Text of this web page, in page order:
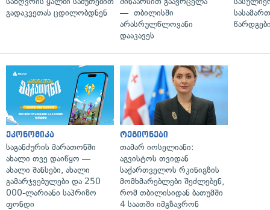
გადაკვეთას ცდილობდნენ
— თბილისში
არასრულწლოვანი
დააკავეს
ეკონომიკა
საგანძურის მარათონში
ახალი თვე დაიწყო —
ახალი შანსები, ახალი
გამარჯვებულები და 250
000-ლარიანი საპრიზო
ფონდი
რეგიონები
თამარ იოსელიანი:
აგვისტოს თვიდან
საქართველოს რკინიგზის
მომხმარებლები შეძლებენ,
რომ თბილისიდან ბათუმში
4 საათში იმგზავრონ